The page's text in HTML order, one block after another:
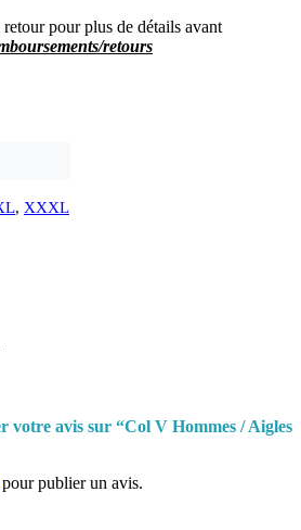
pour plus de détails avant
retours
, XXXL
votre avis sur “Col V Hommes / Aigles
pour publier un avis.